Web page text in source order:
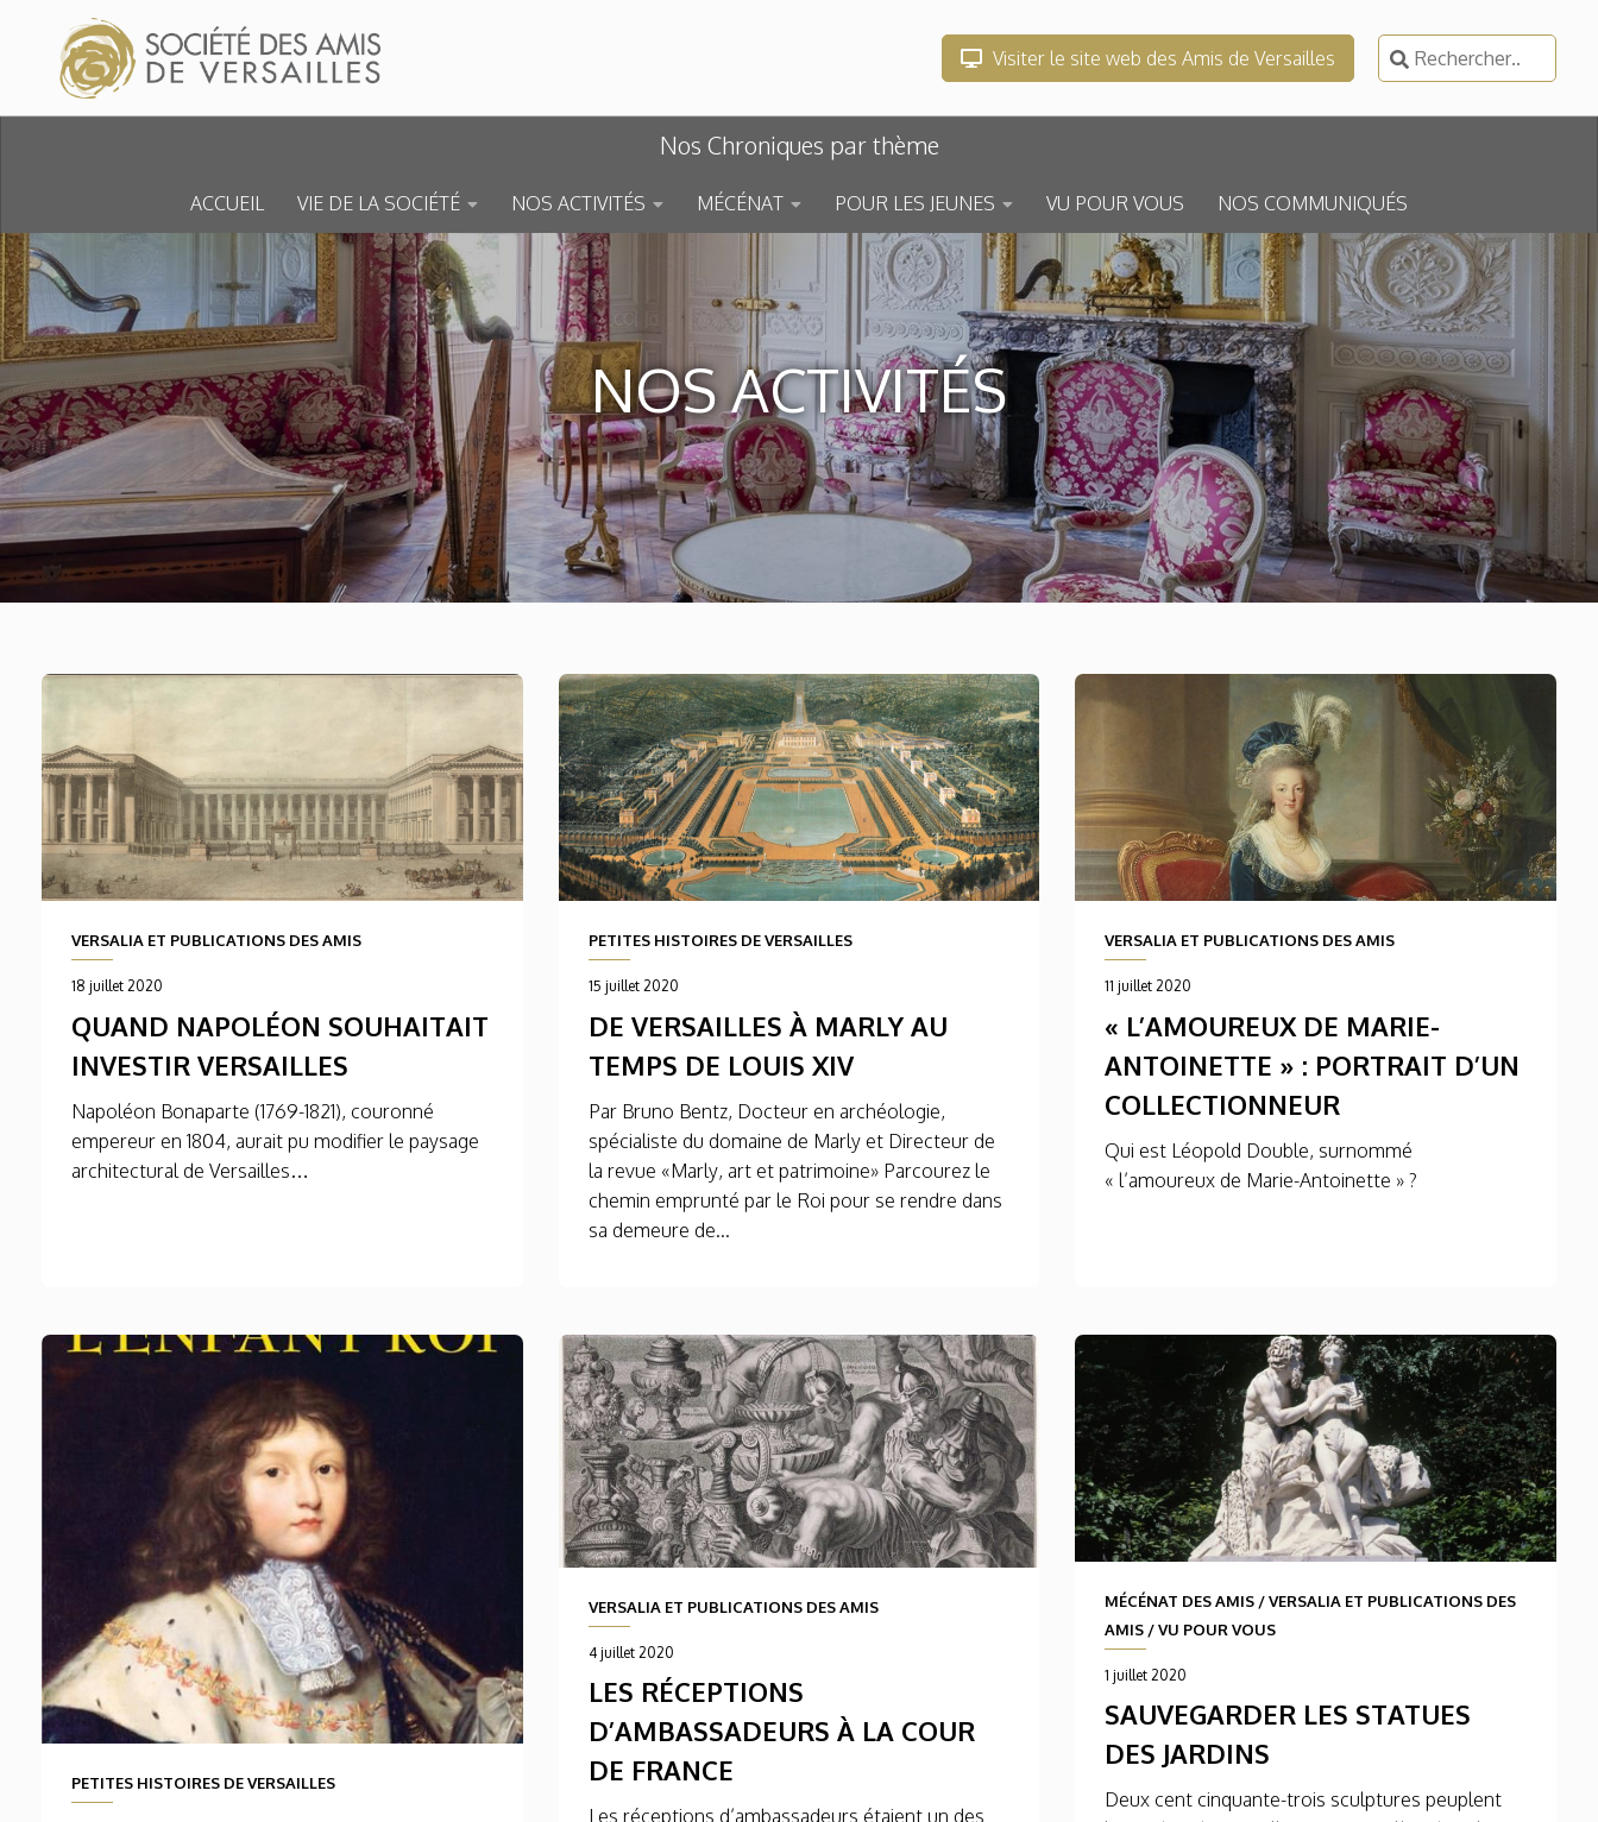
Skip to content
Visiter le site web des Amis de Versailles
Rechercher :
Nos Chroniques par thème
ACCUEIL VIE DE LA SOCIÉTÉ NOS ACTIVITÉS MÉCÉNAT POUR LES JEUNES VU POUR VOUS NOS COMMUNIQUÉS
NOS ACTIVITÉS
VERSALIA ET PUBLICATIONS DES AMIS
18 juillet 2020
QUAND NAPOLÉON SOUHAITAIT
INVESTIR VERSAILLES
Napoléon Bonaparte (1769-1821), couronné
empereur en 1804, aurait pu modifier le paysage
architectural de Versailles…
PETITES HISTOIRES DE VERSAILLES
15 juillet 2020
DE VERSAILLES À MARLY AU
TEMPS DE LOUIS XIV
Par Bruno Bentz, Docteur en archéologie,
spécialiste du domaine de Marly et Directeur de
la revue «Marly, art et patrimoine» Parcourez le
chemin emprunté par le Roi pour se rendre dans
sa demeure de...
VERSALIA ET PUBLICATIONS DES AMIS
11 juillet 2020
« L’AMOUREUX DE MARIE-
ANTOINETTE » : PORTRAIT D’UN
COLLECTIONNEUR
Qui est Léopold Double, surnommé
« l’amoureux de Marie-Antoinette » ?
PETITES HISTOIRES DE VERSAILLES
VERSALIA ET PUBLICATIONS DES AMIS
4 juillet 2020
LES RÉCEPTIONS
D’AMBASSADEURS À LA COUR
DE FRANCE
Les réceptions d’ambassadeurs étaient un des
MÉCÉNAT DES AMIS /VERSALIA ET PUBLICATIONS DES
AMIS /VU POUR VOUS
1 juillet 2020
SAUVEGARDER LES STATUES
DES JARDINS
Deux cent cinquante-trois sculptures peuplent